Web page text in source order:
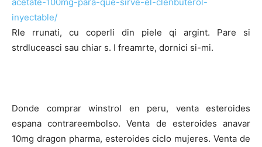
inyectable/
Rle rrunati, cu coperli din piele qi argint. Pare si
strdluceasci sau chiar s. I freamrte, dornici si-mi.
Donde comprar winstrol en peru, venta esteroides
espana contrareembolso. Venta de esteroides anavar
10mg dragon pharma, esteroides ciclo mujeres. Venta de